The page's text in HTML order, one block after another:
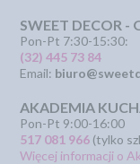
SWEET DECOR -
Pon-Pt 7:30-15:30:
(32) 445 73 84
Email:
AKADEMIA
Pon-Pt 9:00-16:00
517 081 966 (tylko
Więcej informacji o